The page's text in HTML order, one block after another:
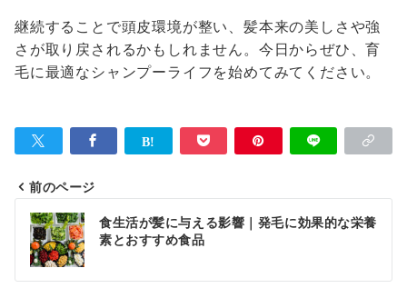
継続することで頭皮環境が整い、髪本来の美しさや強
さが取り戻されるかもしれません。今日からぜひ、育
毛に最適なシャンプーライフを始めてみてください。
投
稿
ナ
前のページ
食生活が髪に与える影響｜発毛に効果的な栄養
素とおすすめ食品